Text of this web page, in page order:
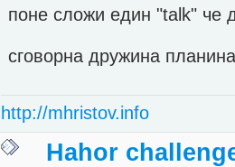
поне сложи един "talk" че
сговорна дружина
http://mhristov.info
Hahor